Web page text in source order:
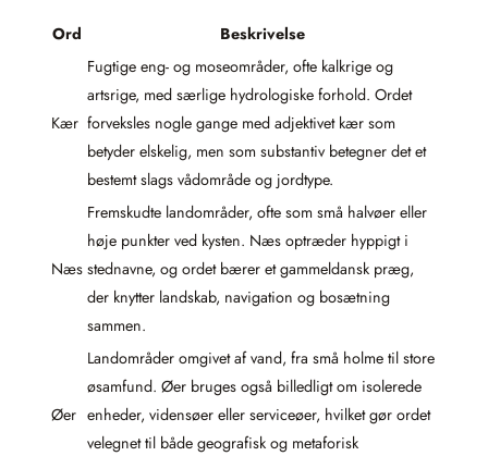
Ord Beskrivelse
Kær
Fugtige eng- og moseområder, ofte kalkrige og
artsrige, med særlige hydrologiske forhold. Ordet
forveksles nogle gange med adjektivet kær som
betyder elskelig, men som substantiv betegner det et
bestemt slags vådområde og jordtype.
Næs
Fremskudte landområder, ofte som små halvøer eller
høje punkter ved kysten. Næs optræder hyppigt i
stednavne, og ordet bærer et gammeldansk præg,
der knytter landskab, navigation og bosætning
sammen.
Øer
Landområder omgivet af vand, fra små holme til store
øsamfund. Øer bruges også billedligt om isolerede
enheder, vidensøer eller serviceøer, hvilket gør ordet
velegnet til både geografisk og metaforisk